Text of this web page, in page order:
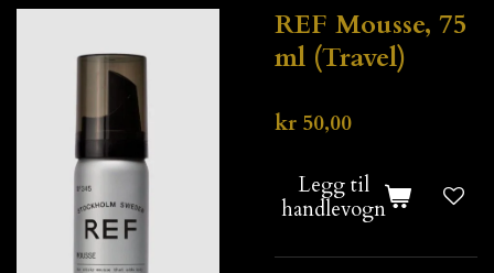
REF Mousse, 75
ml (Travel)
kr 50,00
Legg til
handlevogn